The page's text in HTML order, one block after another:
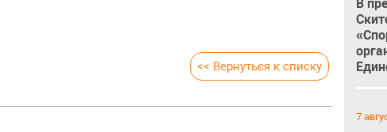
<< Вернуться к списку
В
7